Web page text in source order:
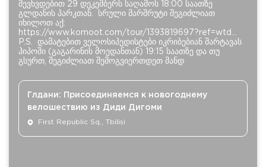
შევხვდებით 29 დეკემბერს საღამოს 18:00 საათზე
გლდანის პარკთან. სრული მარშრუტი შეგიძლიათ
იხილოთ აქ:
https://www.komoot.com/tour/1393819697?ref=wtd...
P.S. დამატებით ველოსიპედისტები იკრიბებიან შარტავას
ჰიპოში (გაგარინის მოედანთან) 19:15 საათზე და თუ
გსურთ, შეგიძლიათ შემოგვიერთდეთ მანდ
Глдани: Присоединяемся к новогоднему
велошествию из Диди Дигоми
First Republic Sq., Tbilisi